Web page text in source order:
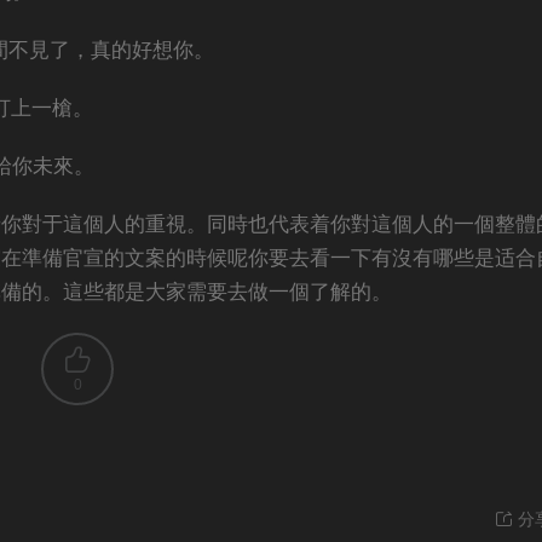
見了，真的好想你。
一槍。
未來。
對于這個人的重視。同時也代表着你對這個人的一個整體
準備官宣的文案的時候呢你要去看一下有沒有哪些是适合
的。這些都是大家需要去做一個了解的。
0
分